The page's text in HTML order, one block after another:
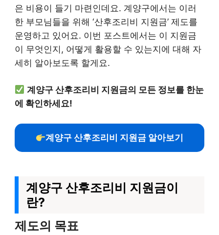
은 비용이 들기 마련인데요. 계양구에서는 이러
한 부모님들을 위해 ‘산후조리비 지원금’ 제도를
운영하고 있어요. 이번 포스트에서는 이 지원금
이 무엇인지, 어떻게 활용할 수 있는지에 대해 자
세히 알아보도록 할게요.
계양구 산후조리비 지원금의 모든 정보를 한눈
에 확인하세요!
계양구 산후조리비 지원금 알아보기
계양구 산후조리비 지원금이
란?
제도의 목표